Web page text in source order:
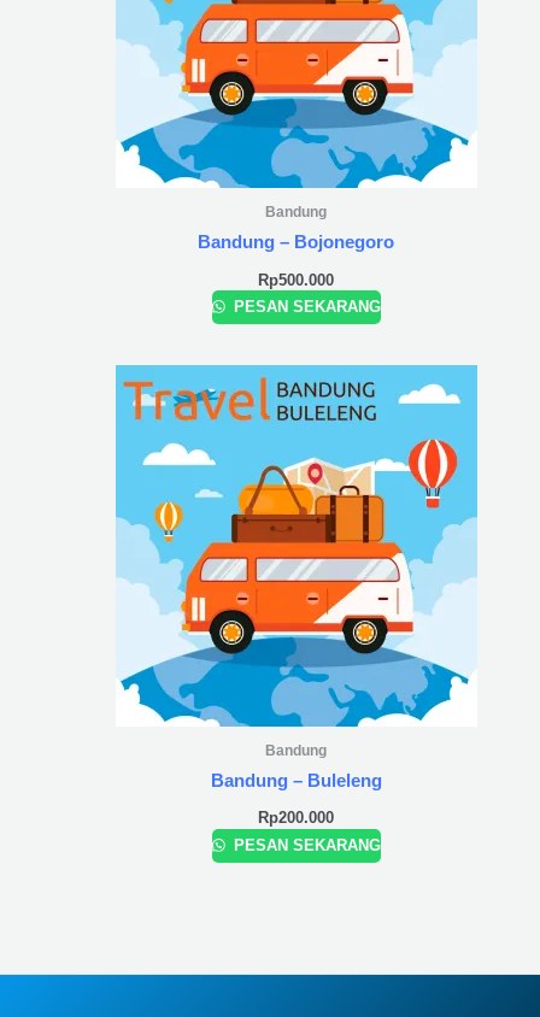
Bandung
Bandung – Bojonegoro
Rp500.000
PESAN SEKARANG
Bandung
Bandung – Buleleng
Rp200.000
PESAN SEKARANG